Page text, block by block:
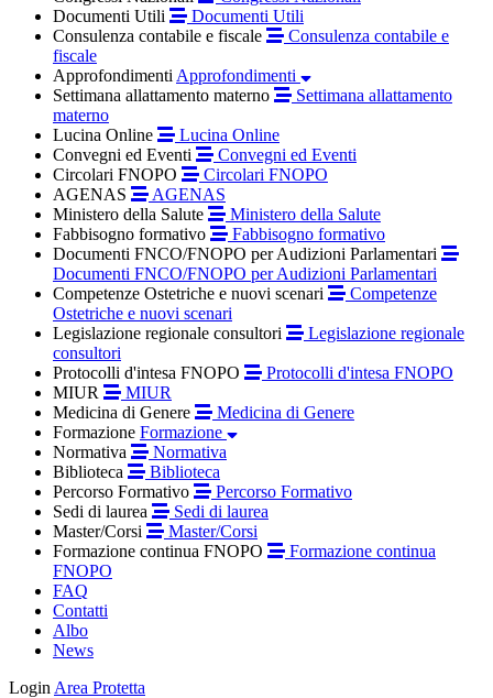
Documenti Utili
Documenti Utili
Consulenza contabile e fiscale
Consulenza contabile e
fiscale
Approfondimenti Approfondimenti
Settimana allattamento materno
Settimana allattamento
materno
Lucina Online
Lucina Online
Convegni ed Eventi
Convegni ed Eventi
Circolari FNOPO
Circolari FNOPO
AGENAS
AGENAS
Ministero della Salute
Ministero della Salute
Fabbisogno formativo
Fabbisogno formativo
Documenti FNCO/FNOPO per Audizioni Parlamentari
Documenti FNCO/FNOPO per Audizioni Parlamentari
Competenze Ostetriche e nuovi scenari
Competenze
Ostetriche e nuovi scenari
Legislazione regionale consultori
Legislazione regionale
consultori
Protocolli d'intesa FNOPO
Protocolli d'intesa FNOPO
MIUR
MIUR
Medicina di Genere
Medicina di Genere
Formazione Formazione
Normativa
Normativa
Biblioteca
Biblioteca
Percorso Formativo
Percorso Formativo
Sedi di laurea
Sedi di laurea
Master/Corsi
Master/Corsi
Formazione continua FNOPO
Formazione continua
FNOPO
FAQ
Contatti
Albo
News
Login Area Protetta